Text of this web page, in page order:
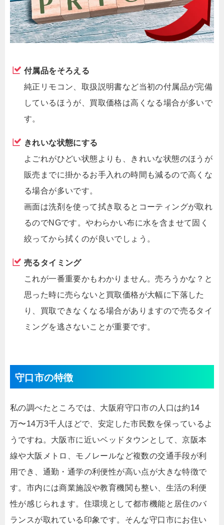
付属品をそろえる
純正リモコン、取扱説明書など当初の付属品が完備
しているほうが、買取価格は高くなる場合が多いで
す。
きれいな状態にする
よごれがひどい状態よりも、きれいな状態のほうが
販売までに掛かるお手入れの時間も減るので高くな
る場合が多いです。
画面は洗剤を使って拭き取るとコーティングが取れ
るのでNGです。やわらかい布に水を含ませて固く
絞ってから拭くのが良いでしょう。
売るタイミング
これが一番重要かもわかりません。売ろうかな？と
思った時に売らないと買取価格が大幅に下落した
り、買取できなくなる場合がありますので売るタイ
ミングを逃さないことが重要です。
守口市の特徴
私の調べたところでは、大阪府守口市の人口は約14
万〜14万3千人ほどで、安定した市民数を保っているよ
うですね。大阪市に近いベッドタウンとして、京阪本
線や大阪メトロ、モノレールなど複数の交通手段が利
用でき、通勤・通学の利便性が高い点が大きな特徴で
す。市内には商業施設や教育機関も整い、生活の利便
性が感じられます。住環境として都市機能と居住のバ
ランスが取れている印象です。そんな守口市にお住い